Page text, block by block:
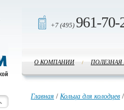
+7 (495) 961-70-
О КОМПАНИИ /
Главная / Кольца для колодцев